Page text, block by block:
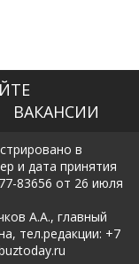
ВАКАНСИИ
в
и дата принятия
83656 от 26 июля
А.А., главный
тел.редакции: +7